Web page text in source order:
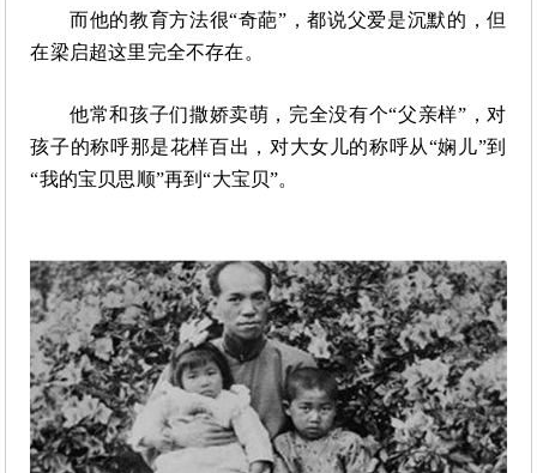
而他的教育方法很“奇葩”，都说父爱是沉默的，但
在梁启超这里完全不存在。
他常和孩子们撒娇卖萌，完全没有个“父亲样”，对
孩子的称呼那是花样百出，对大女儿的称呼从“娴儿”到
“我的宝贝思顺”再到“大宝贝”。